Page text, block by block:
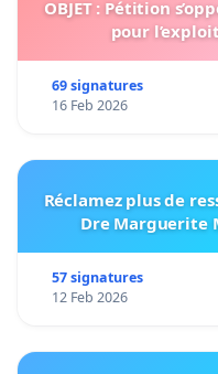
OBJET : Pétition
pour
69 signatures
16 Feb 2026
Réclamez plus de
Dre Marguerite
57 signatures
12 Feb 2026